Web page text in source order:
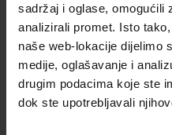
sadržaj i oglase, omogućili
analizirali promet. Isto
naše web-lokacije dijelimo
medije, oglašavanje i
drugim podacima koje ste
dok ste upotrebljavali